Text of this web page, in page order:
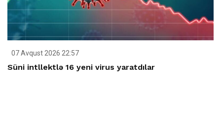
07 Avqust 2026 22:57
Süni intllektlə 16 yeni virus yaratdılar